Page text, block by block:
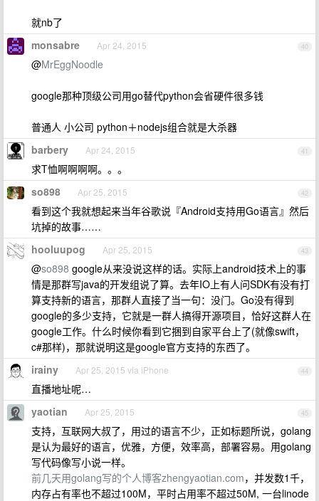
就nb了
40
monsabre Apr 24, 2015
@MrEggNoodle
google那种顶级公司用go替代python会省硬件很多钱
普通人 小公司 python＋nodejs组合就是大杀器
41
barbery Apr 24, 2015
求T恤啊啊啊啊。。。
42
so898 Apr 25, 2015
看到这个我就想起来当年谷歌说『Android支持用Go语言』然后
坑掉的故事……
43
hooluupog Apr 25, 2015
@so898 google从来没说这样的话。实际上android技术上的事
情是那群写java的开发组说了算。去年IO上有人问SDK有没有打
算支持新的语言，那群人直接了当一句：没门。Go没有得到
google的多少支持，它就是一群人搞得开源项目，恰好这群人在
google工作。什么时候你看到它捆到自家平台上了(就像swift，
c#那样)，那就说明这是google官方支持的东西了。
44
irainy Apr 25, 2015 via iPhone
直播地址呢…
45
yaotian Apr 25, 2015
支持，互联网大叔了，用过的语言不少，正如标题所说，golang
是认为最好的语言，优雅，方便，效率高，部署容易。用golang
写代码像写小说一样。
前几天用golang写的个人博客zhengyaotian.com，并发数1千，
内存占有率也不超过100M，平时占用率不超过50M, 一台linode